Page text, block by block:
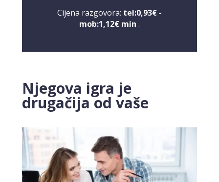
Cijena razgovora: tel:0,93€ -
mob:1,12€ min .
Njegova igra je
drugačija od vaše